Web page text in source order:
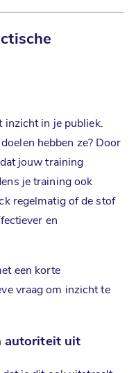
inzicht in je publiek.
hebben ze? Door
jouw training
je training ook
regelmatig of de stof
en
een korte
vraag om inzicht te
autoriteit uit